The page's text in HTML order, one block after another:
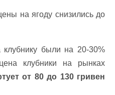
на ягоду снизились до
были на 20-30%
клубники на рынках
от 80 до 130 гривен